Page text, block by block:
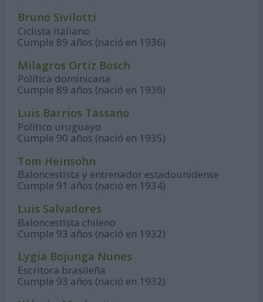
Bruno Sivilotti
Ciclista italiano
Cumple 89 años (nació en 1936)
Milagros Ortiz Bosch
Política dominicana
Cumple 89 años (nació en 1936)
Luis Barrios Tassano
Político uruguayo
Cumple 90 años (nació en 1935)
Tom Heinsohn
Baloncestista y entrenador estadounidense
Cumple 91 años (nació en 1934)
Luis Salvadores
Baloncestista chileno
Cumple 93 años (nació en 1932)
Lygia Bojunga Nunes
Escritora brasileña
Cumple 93 años (nació en 1932)